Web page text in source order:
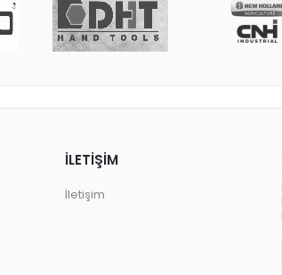
İLETİŞİM
İletişim